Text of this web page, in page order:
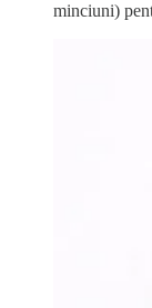
minciuni)